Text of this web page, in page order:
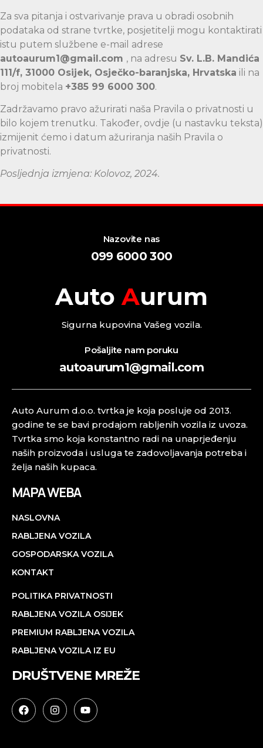
Za sva pitanja i ostvarivanje prava u obradi osobnih
podataka od strane tvrtke, posjetitelji mogu kontaktirati
istu putem službene e-mail adrese
autoaurum1@gmail.com , na adresu Sv. L.B. Mandića
111/f, 31000 Osijek, Osječko-baranjska, Hrvatska ili na
broj mobitela +385 99 6000 300.
Zadržavamo pravo ažurirati naša Pravila o privatnosti u
bilo kojem trenutku. Također, ovdje (u nastavku teksta)
izmijenit ćemo i datum ažuriranja naših Pravila o
privatnosti.
Posljednja izmjena: Kolovoz, 2024.
Nazovite nas
099 6000 300
AutoAurum
Sigurna kupovina Vašeg vozila.
Pošaljite nam poruku
autoaurum1@gmail.com
Auto Aurum d.o.o. tvrtka je koja posluje od 2013.
godine te se bavi prodajom rabljenih vozila iz uvoza.
Tvrtka smo koja konstantno radi na unaprjeđenju
naših proizvoda i usluga te zadovoljavanja potreba i
želja naših kupaca.
MAPA WEBA
NASLOVNA
RABLJENA VOZILA
GOSPODARSKA VOZILA
KONTAKT
POLITIKA PRIVATNOSTI
RABLJENA VOZILA OSIJEK
PREMIUM RABLJENA VOZILA
RABLJENA VOZILA IZ EU
DRUŠTVENE MREŽE